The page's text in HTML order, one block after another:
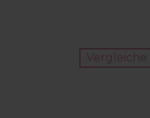
Vergleiche